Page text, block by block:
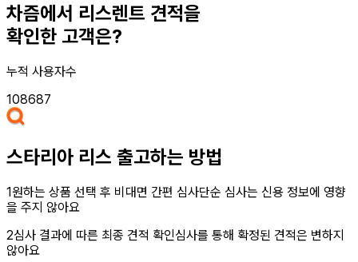
차즘에서 리스렌트 견적을
확인한 고객은?
누적 사용자수
108687
스타리아 리스 출고하는 방법
1원하는 상품 선택 후 비대면 간편 심사단순 심사는 신용 정보에 영향
을 주지 않아요
2심사 결과에 따른 최종 견적 확인심사를 통해 확정된 견적은 변하지
않아요